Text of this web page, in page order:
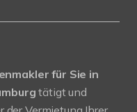
für Sie in
tätigt und